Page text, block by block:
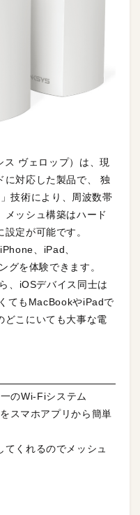
ス ヴェロップ）は、現
に対応した製品で、 独
技術により、周波数帯
ッシュ構築はハード
定が可能です。
、iPad、
グを体験できます。
、iOSデバイス同士は
てもMacBookやiPadで
どこにいても大事な電
のWi-Fiシステム
スマホアプリから簡単
くれるのでメッシュ